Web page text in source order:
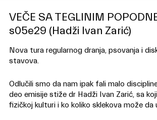
VEČE SA TEGLINIM
s05e29 (Hadži Ivan Zarić)
Nova tura regularnog dranja, psovanja i
stavova.
Odlučili smo da nam ipak fali malo
deo emisije stiže dr Hadži Ivan Zarić, sa
fizičkoj kulturi i ko koliko sklekova može da